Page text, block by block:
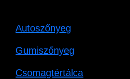
Autoszőnyeg
Gumiszőnyeg
Csomagtértálca